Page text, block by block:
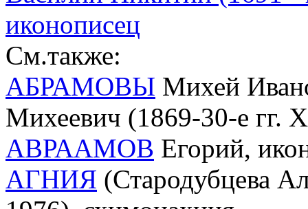
иконописец
См.также:
АБРАМОВЫ Михей
Михеевич (1869-30-е гг.
АВРААМОВ Егорий,
АГНИЯ (Стародубцева